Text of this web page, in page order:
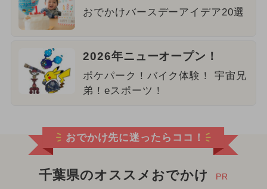
おでかけバースデーアイデア20選
2026年ニューオープン！
ポケパーク！バイク体験！ 宇宙兄
弟！eスポーツ！
おでかけ先に迷ったらココ！
千葉県のオススメおでかけ PR